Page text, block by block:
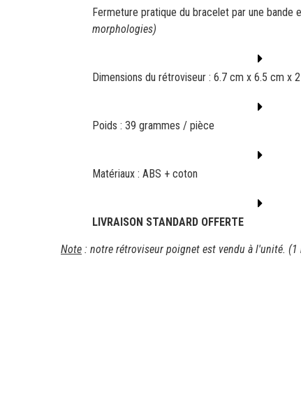
Fermeture pratique du bracelet par une bande
morphologies)
Dimensions du rétroviseur : 6.7 cm x 6.5 cm x
Poids : 39 grammes / pièce
Matériaux : ABS + coton
LIVRAISON STANDARD OFFERTE
Note : notre rétroviseur poignet est vendu à l'unité.